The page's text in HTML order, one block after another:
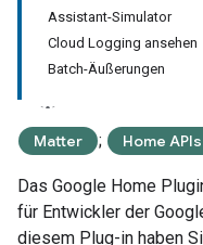
Assistant-Simulator
Cloud Logging ansehen
Batch-Äußerungen
Matter ; Home APIs
Das Google Home
für Entwickler der
diesem Plug-in haben